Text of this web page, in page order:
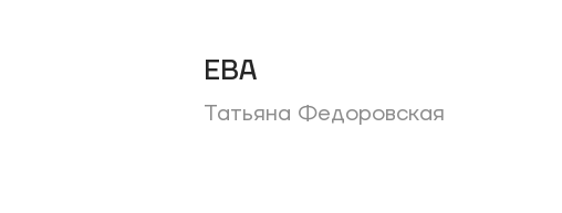
ЕВА
Татьяна Федоровская